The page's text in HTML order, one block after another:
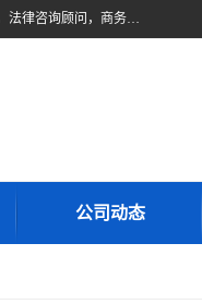
佛山市领云财务顾问有限公司注册地位于佛山市禅城区。经营范围包括：财务咨询，税务服务，企业管理咨询，信息咨询服务，法律咨询顾问，商务代理代办等服务；主要项目有：代理记账，旧账账务处理，疑难账务处理，建账审账；纳税申报，网上申请发票，企业税务分析、审查与评估；注册个体工商户，注册公司，公司注销；企业名称、地址、法人、股东、经营范围、营业期限等资料变更；商标注册、商标转让。财税审计、税务咨询、公司年审。
公司动态